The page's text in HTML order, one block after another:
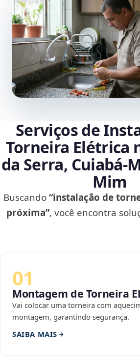
Serviços de
Torneira Elétrica
da Serra,
Mim
Buscando“instalação de
próxima”, você encontra
01
Montagem de Torneira
Vai colocar uma torneira com
montagem, garantindo segurança.
SAIBA MAIS